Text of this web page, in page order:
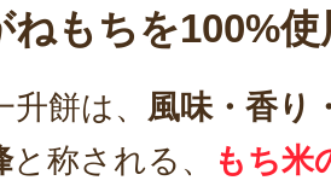
ねもちを100%使
餅は、 風味・香り
と称される、
もち米